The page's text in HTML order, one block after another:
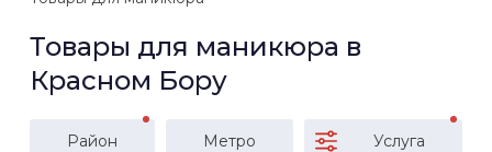
Товары для маникюра в
Красном Бору
Район Метро Услуга